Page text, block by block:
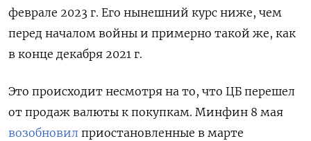
феврале 2023 г. Его нынешний курс ниже, чем
перед началом войны и примерно такой же, как
в конце декабря 2021 г.
Это происходит несмотря на то, что ЦБ перешел
от продаж валюты к покупкам. Минфин 8 мая
возобновил приостановленные в марте